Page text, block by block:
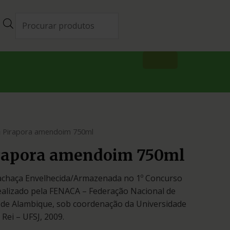
Pirapora amendoim 750ml
amendoim 750ml
Envelhecida/Armazenada no 1º Concurso
pela FENACA – Federação Nacional de
Alambique, sob coordenação da Universidade
– UFSJ, 2009.